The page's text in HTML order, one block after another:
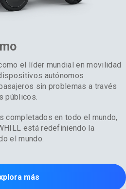
el líder mundial en movilidad
autónomos
sin problemas a través
públicos.
completados en todo el mundo,
está redefiniendo la
el mundo.
más